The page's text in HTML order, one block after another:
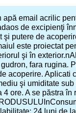
email acrilic
de excipienţi
şi putere de
este proiectat
şi în
fara rugina.
acoperire. Aplicati
şi umiditate
4 ore. A se păstra
24 luni de